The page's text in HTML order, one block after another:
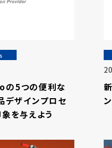
5つの便利な
デザインプロセ
を与えよう